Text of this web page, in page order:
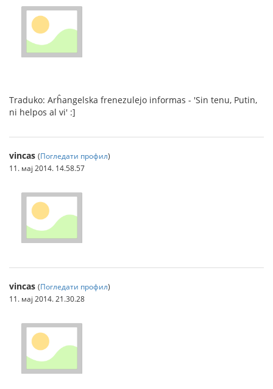
Traduko: Arĥangelska frenezulejo informas - 'Sin tenu, Putin,
ni helpos al vi' :]
vincas (Погледати профил)
11. мај 2014. 14.58.57
vincas (Погледати профил)
11. мај 2014. 21.30.28